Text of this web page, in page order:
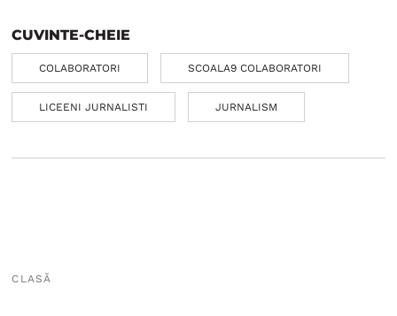
CUVINTE-CHEIE
COLABORATORI SCOALA9 COLABORATORI
LICEENI JURNALISTI JURNALISM
CLASĂ